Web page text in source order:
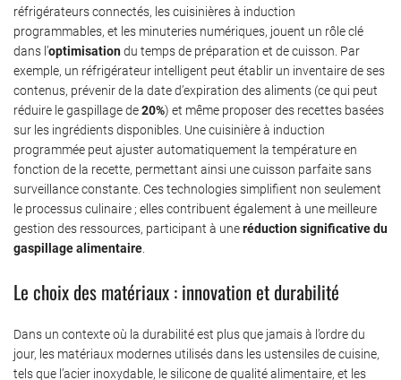
réfrigérateurs connectés, les cuisinières à induction
programmables, et les minuteries numériques, jouent un rôle clé
dans l’optimisationdu temps de préparation et de cuisson. Par
exemple, un réfrigérateur intelligent peut établir un inventaire de ses
contenus, prévenir de la date d’expiration des aliments (ce qui peut
réduire le gaspillage de20%) et même proposer des recettes basées
sur les ingrédients disponibles. Une cuisinière à induction
programmée peut ajuster automatiquement la température en
fonction de la recette, permettant ainsi une cuisson parfaite sans
surveillance constante. Ces technologies simplifient non seulement
le processus culinaire ; elles contribuent également à une meilleure
gestion des ressources, participant à uneréduction significative du
gaspillage alimentaire
Le choix des matériaux : innovation et durabilité
Dans un contexte où la durabilité est plus que jamais à l’ordre du
jour, les matériaux modernes utilisés dans les ustensiles de cuisine,
tels que l’acier inoxydable, le silicone de qualité alimentaire, et les